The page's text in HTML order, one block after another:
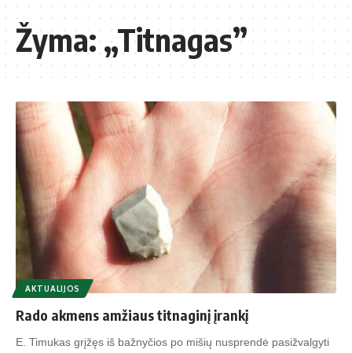
Žyma:„Titnagas”
AKTUALIJOS
Rado akmens amžiaus titnaginį įrankį
E. Timukas grįžęs iš bažnyčios po mišių nusprendė pasižvalgyti